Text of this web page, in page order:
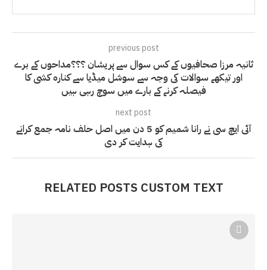
previous post
ثانیہ مرزا صحافیوں کے کس سوال سے پریشان ؟؟؟مداحوں کے برے
اور تیکھے سوالات کی وجہ سے سوشل میڈیا سے کنارہ کشی کا
فیصلہ کرنے کے بارے میں سوچ رہی ہیں
next post
آئی ایچ سی نے رانا شمیم ​​کو 5 دن میں اصل حلف نامہ جمع کرانے
کی ہدایت کر دی
RELATED POSTS CUSTOM TEXT